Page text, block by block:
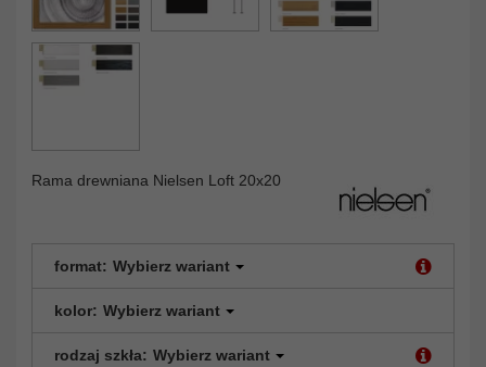
Rama drewniana Nielsen Loft 20x20
format: Wybierz wariant
kolor: Wybierz wariant
rodzaj szkła: Wybierz wariant